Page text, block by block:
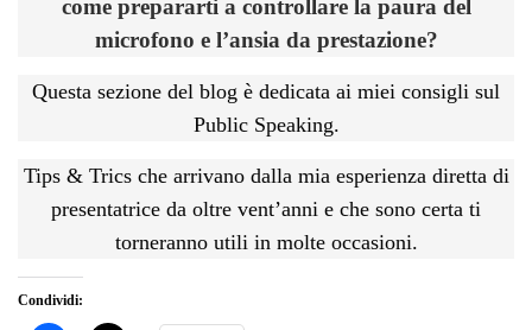
come prepararti a controllare la paura del
microfono e l’ansia da prestazione?
Questa sezione del blog è dedicata ai miei consigli sul
Public Speaking.
Tips & Trics che arrivano dalla mia esperienza diretta di
presentatrice da oltre vent’anni e che sono certa ti
torneranno utili in molte occasioni.
Condividi: